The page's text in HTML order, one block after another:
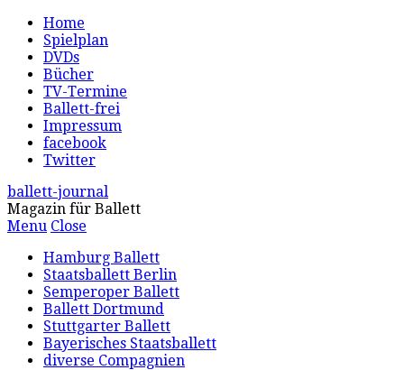
Home
Spielplan
DVDs
Bücher
TV-Termine
Ballett-frei
Impressum
facebook
Twitter
ballett-journal
Magazin für Ballett
Menu Close
Hamburg Ballett
Staatsballett Berlin
Semperoper Ballett
Ballett Dortmund
Stuttgarter Ballett
Bayerisches Staatsballett
diverse Compagnien